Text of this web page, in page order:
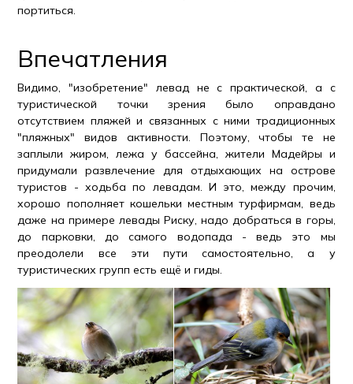
портиться.
Впечатления
Видимо, "изобретение" левад не с практической, а с
туристической точки зрения было оправдано
отсутствием пляжей и связанных с ними традиционных
"пляжных" видов активности. Поэтому, чтобы те не
заплыли жиром, лежа у бассейна, жители Мадейры и
придумали развлечение для отдыхающих на острове
туристов - ходьба по левадам. И это, между прочим,
хорошо пополняет кошельки местным турфирмам, ведь
даже на примере левады Риску, надо добраться в горы,
до парковки, до самого водопада - ведь это мы
преодолели все эти пути самостоятельно, а у
туристических групп есть ещё и гиды.